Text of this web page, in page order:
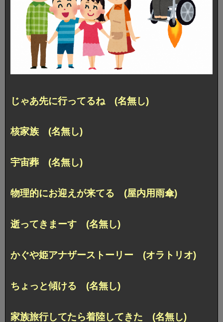
じゃあ先に行ってるね (名無し)
核家族 (名無し)
宇宙葬 (名無し)
物理的にお迎えが来てる (屋内用雨傘)
逝ってきまーす (名無し)
かぐや姫アナザーストーリー (オラトリオ)
ちょっと傾ける (名無し)
家族旅行してたら着陸してきた (名無し)